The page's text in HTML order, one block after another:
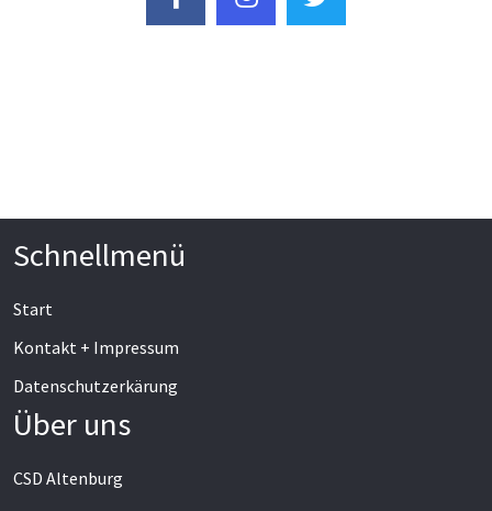
Schnellmenü
Start
Kontakt + Impressum
Datenschutzerkärung
Über uns
CSD Altenburg